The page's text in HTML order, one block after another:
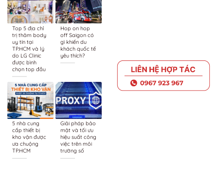
Top 5 địa chỉ
trị thâm body
uy tín tại
TP.HCM và lý
do LG Clinic
được bình
chọn top đầu
Hop on hop
off Saigon có
gì khiến du
khách quốc tế
yêu thích?
5 nhà cung
cấp thiết bị
kho vận được
ưa chuộng
TP.HCM
Giải pháp bảo
mật và tối ưu
hiệu suất công
việc trên môi
trường số